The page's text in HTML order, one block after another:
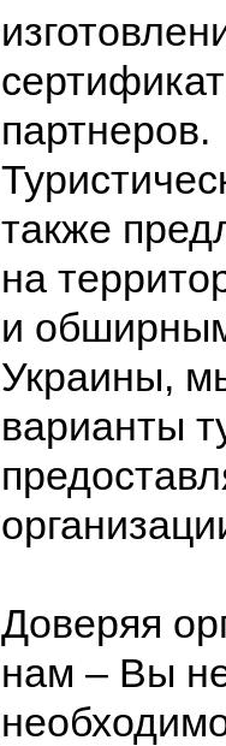
партнеров.
также
на
и
Украины,
варианты
Доверяя
нам – Вы